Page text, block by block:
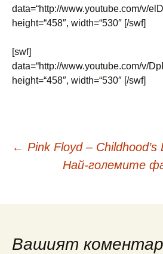
data=“http://www.youtube.com/v/
height=“458″, width=“530″ [/swf]
[swf]
data=“http://www.youtube.com/v/
height=“458″, width=“530″ [/swf]
Навигация
в
публикациите
← Pink Floyd – Childhood’s
Най-големите
Вашият коментар